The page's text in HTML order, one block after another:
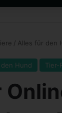
/ Alles für den
Hund Tier-